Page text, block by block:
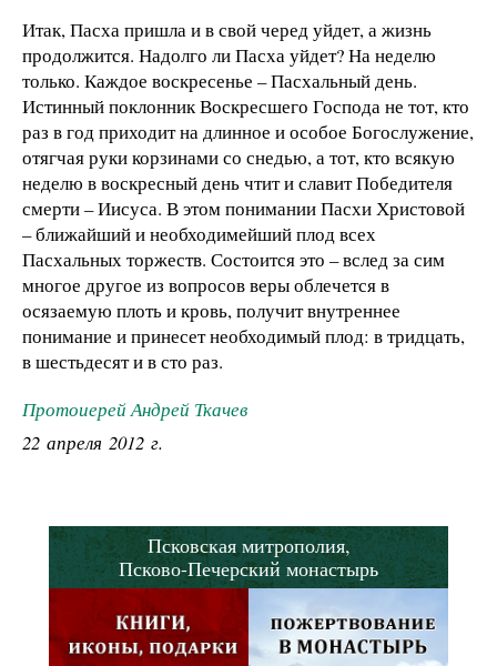
Итак, Пасха пришла и в свой черед уйдет, а жизнь
продолжится. Надолго ли Пасха уйдет? На неделю
только. Каждое воскресенье – Пасхальный день.
Истинный поклонник Воскресшего Господа не тот, кто
раз в год приходит на длинное и особое Богослужение,
отягчая руки корзинами со снедью, а тот, кто всякую
неделю в воскресный день чтит и славит Победителя
смерти – Иисуса. В этом понимании Пасхи Христовой
– ближайший и необходимейший плод всех
Пасхальных торжеств. Состоится это – вслед за сим
многое другое из вопросов веры облечется в
осязаемую плоть и кровь, получит внутреннее
понимание и принесет необходимый плод: в тридцать,
в шестьдесят и в сто раз.
Протоиерей Андрей Ткачев
22 апреля 2012 г.
Псковская митрополия,
Псково-Печерский монастырь